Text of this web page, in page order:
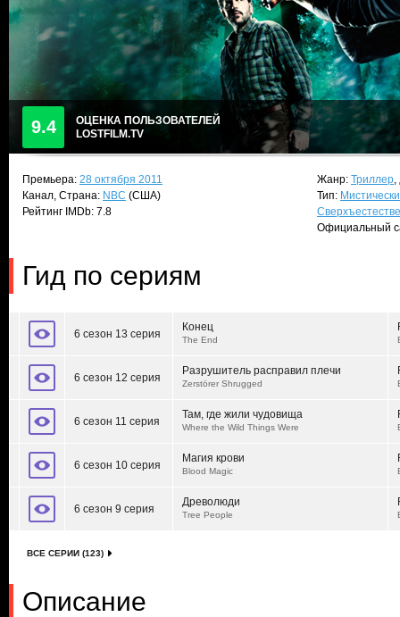
9.4
ОЦЕНКА ПОЛЬЗОВАТЕЛЕЙ
LOSTFILM.TV
Премьера: 28 октября 2011
Канал, Страна: NBC (США)
Рейтинг IMDb: 7.8
Жанр: Триллер,
Тип:
Официальный
Гид по сериям
6 сезон 13 серия
Конец
The End
6 сезон 12 серия
Разрушитель расправил плечи
Zerstörer Shrugged
6 сезон 11 серия
Там, где жили чудовища
Where the Wild Things Were
6 сезон 10 серия
Магия крови
Blood Magic
6 сезон 9 серия
Древолюди
Tree People
ВСЕ СЕРИИ (123)
Описание